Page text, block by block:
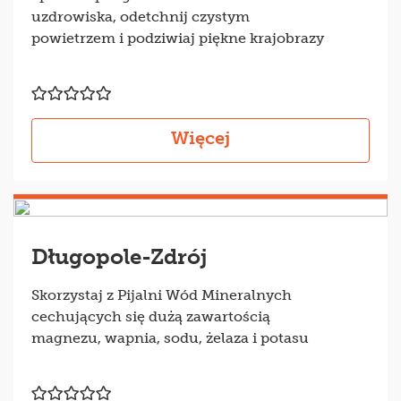
parking czy dostęp do biblioteki.
Dodatkowym udogodnieniem są z
Wód Mineralnych. Wszystkie te
informacje znajdziesz w naszym serwisie.
Opinie o sanatoriach -
Ranking sanatoriów dostępny w naszym
kategorie:
czytelnicy polecają.
Tworzony jest on przede wszystkim na
z użytkowników ma możliwość
uzdrowiska, odetchnij czystym
powietrzem i podziwiaj piękne krajobrazy
Więcej
Długopole-Zdrój
Skorzystaj z Pijalni Wód Mineralnych
cechujących się dużą zawartością
magnezu, wapnia, sodu, żelaza i potasu